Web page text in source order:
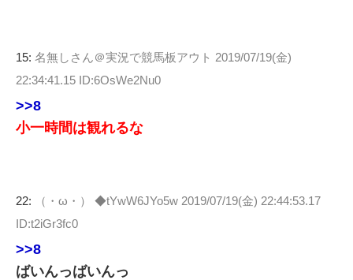
15: 名無しさん＠実況で競馬板アウト 2019/07/19(金)
22:34:41.15 ID:6OsWe2Nu0
>>8
小一時間は観れるな
22: （・ω・） ◆tYwW6JYo5w 2019/07/19(金) 22:44:53.17
ID:t2iGr3fc0
>>8
ばいんっばいんっ